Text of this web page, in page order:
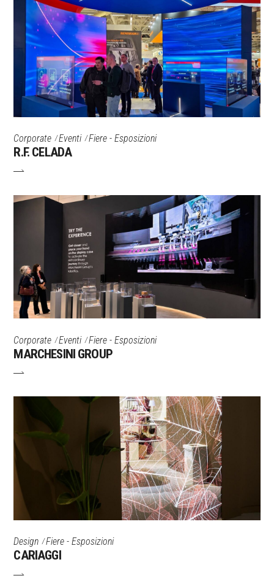
Corporate Eventi Fiere - Esposizioni
R.F. CELADA
Corporate Eventi Fiere - Esposizioni
MARCHESINI GROUP
Design Fiere - Esposizioni
CARIAGGI